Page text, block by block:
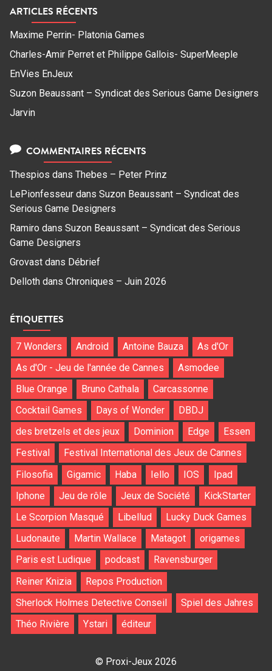
ARTICLES RÉCENTS
Maxime Perrin- Platonia Games
Charles-Amir Perret et Philippe Gallois- SuperMeeple
EnVies EnJeux
Suzon Beaussant – Syndicat des Serious Game Designers
Jarvin
COMMENTAIRES RÉCENTS
Thespios dans Thebes – Peter Prinz
LePionfesseur dans Suzon Beaussant – Syndicat des
Serious Game Designers
Ramiro dans Suzon Beaussant – Syndicat des Serious
Game Designers
Grovast dans Débrief
Delloth dans Chroniques – Juin 2026
ÉTIQUETTES
7 Wonders Android Antoine Bauza
As d'Or
As d'Or - Jeu de l'année de Cannes
Asmodee
Blue Orange
Bruno Cathala
Carcassonne
Cocktail Games
Days of Wonder
DBDJ
des bretzels et des jeux
Dominion Edge
Essen
Festival
Festival International des Jeux de Cannes
Filosofia
Gigamic Haba Iello IOS
Ipad
Iphone
Jeu de rôle Jeux de Société
KickStarter
Le Scorpion Masqué
Libellud
Lucky Duck Games
Ludonaute
Martin Wallace Matagot
origames
Paris est Ludique
podcast
Ravensburger
Reiner Knizia
Repos Production
Sherlock Holmes Detective Conseil
Spiel des Jahres
Théo Rivière
Ystari éditeur
© Proxi-Jeux 2026